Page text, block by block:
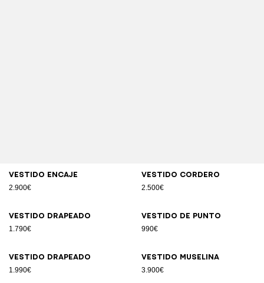
Vestido encaje
2.900€
Vestido cordero
2.500€
Vestido drapeado
1.790€
Vestido de punto
990€
Vestido drapeado
1.990€
Vestido muselina
3.900€